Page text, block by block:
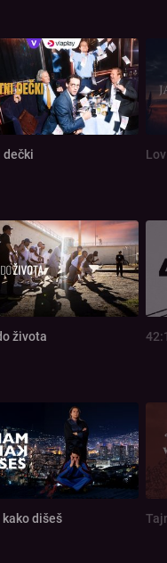
dečki
života
kako dišeš